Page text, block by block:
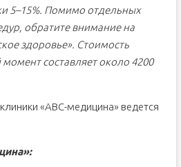
5–15%. Помимо отдельных
обратите внимание на
здоровье». Стоимость
составляет около 4200
«АВС-медицина» ведется